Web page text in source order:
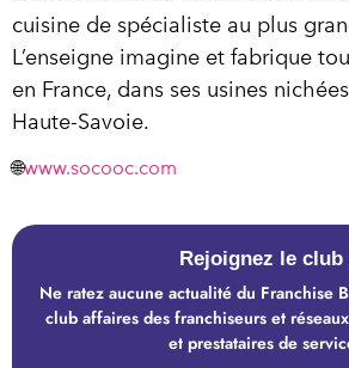
Rejoignez le club
Ne ratez aucune actualité du Franchise
club affaires des franchiseurs et
et prestataires de
cuisine de spécialiste au plus
L’enseigne imagine et fabrique
en France, dans ses usines
Haute-Savoie.
🌐www.socooc.com